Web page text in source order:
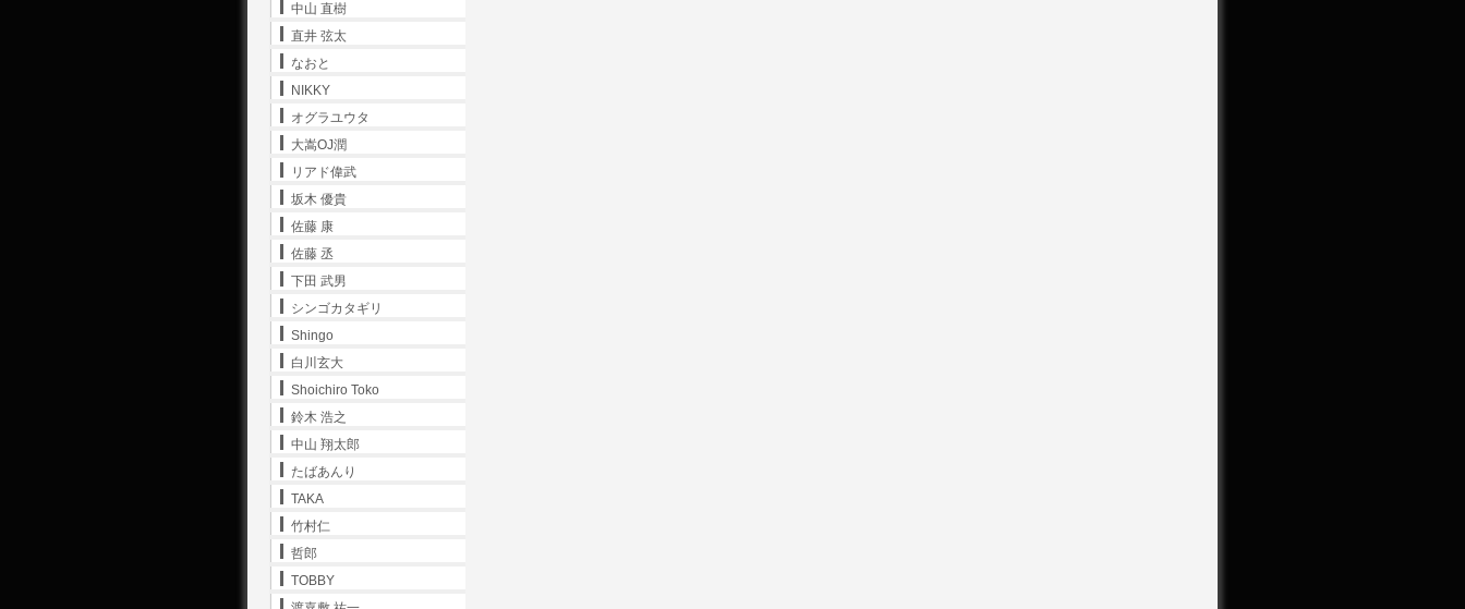
中山 直樹
直井 弦太
なおと
NIKKY
オグラユウタ
大嵩OJ潤
リアド偉武
坂木 優貴
佐藤 康
佐藤 丞
下田 武男
シンゴカタギリ
Shingo
白川玄大
Shoichiro Toko
鈴木 浩之
中山 翔太郎
たばあんり
TAKA
竹村仁
哲郎
TOBBY